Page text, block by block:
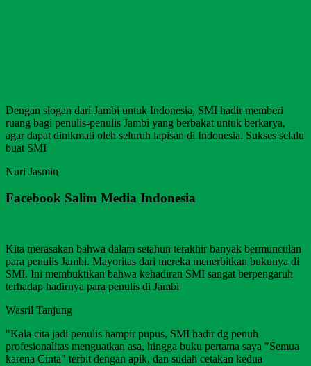
Dengan slogan dari Jambi untuk Indonesia, SMI hadir memberi
ruang bagi penulis-penulis Jambi yang berbakat untuk berkarya,
agar dapat dinikmati oleh seluruh lapisan di Indonesia. Sukses selalu
buat SMI
Nuri Jasmin
Facebook Salim Media Indonesia
Kita merasakan bahwa dalam setahun terakhir banyak bermunculan
para penulis Jambi. Mayoritas dari mereka menerbitkan bukunya di
SMI. Ini membuktikan bahwa kehadiran SMI sangat berpengaruh
terhadap hadirnya para penulis di Jambi
Wasril Tanjung
"Kala cita jadi penulis hampir pupus, SMI hadir dg penuh
profesionalitas menguatkan asa, hingga buku pertama saya "Semua
karena Cinta" terbit dengan apik, dan sudah cetakan kedua